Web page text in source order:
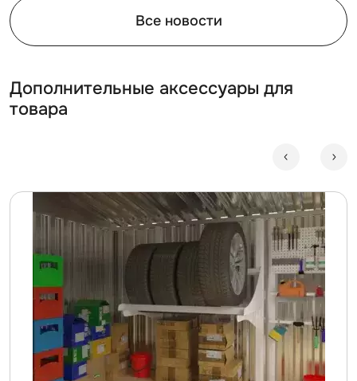
Все новости
Дополнительные аксессуары для
товара